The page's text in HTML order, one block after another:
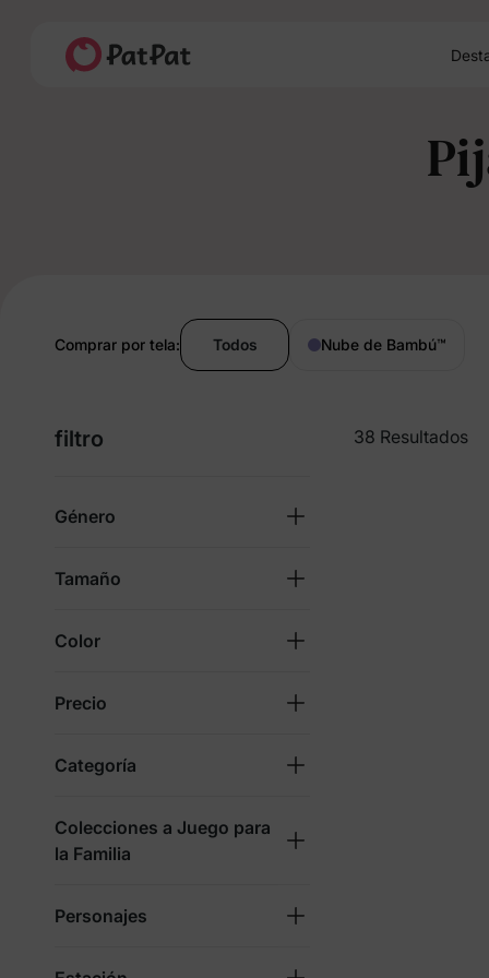
Comprar por tela: Todos Nube de Bambú™
38 Resultados
filtro
Género
Tamaño
Color
Precio
Categoría
Colecciones a Juego para
la Familia
Personajes